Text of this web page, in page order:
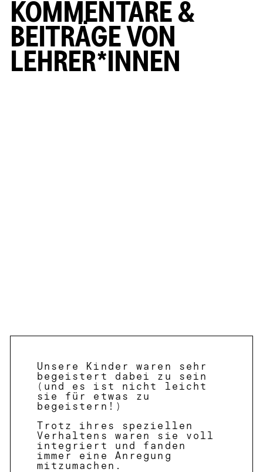
KOMMENTARE &
BEITRÄGE VON
LEHRER*INNEN
Unsere Kinder waren sehr
begeistert dabei zu sein
(und es ist nicht leicht
sie für etwas zu
begeistern!)
Trotz ihres speziellen
Verhaltens waren sie voll
integriert und fanden
immer eine Anregung
mitzumachen.